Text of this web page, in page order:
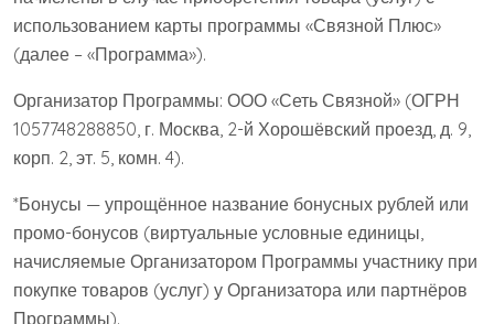
использованием карты программы «Связной Плюс»
(далее – «Программа»).
Организатор Программы: ООО «Сеть Связной» (ОГРН
1057748288850, г. Москва, 2-й Хорошёвский проезд, д. 9,
корп. 2, эт. 5, комн. 4).
*Бонусы — упрощённое название бонусных рублей или
промо-бонусов (виртуальные условные единицы,
начисляемые Организатором Программы участнику при
покупке товаров (услуг) у Организатора или партнёров
Программы).